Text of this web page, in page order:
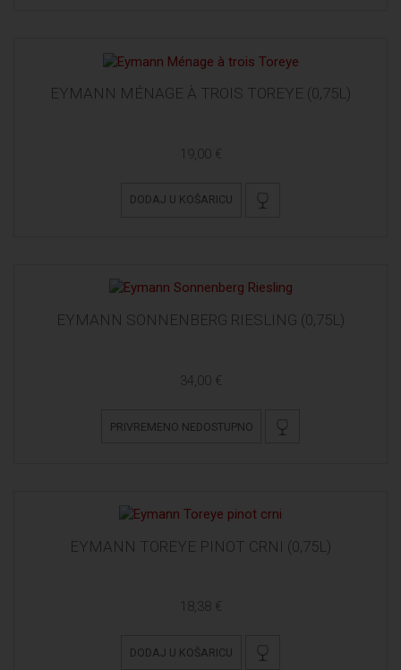
EYMANN MÉNAGE À TROIS TOREYE (0,75L)
19,00 €
DODAJ U KOŠARICU
EYMANN SONNENBERG RIESLING (0,75L)
34,00 €
PRIVREMENO NEDOSTUPNO
EYMANN TOREYE PINOT CRNI (0,75L)
18,38 €
DODAJ U KOŠARICU